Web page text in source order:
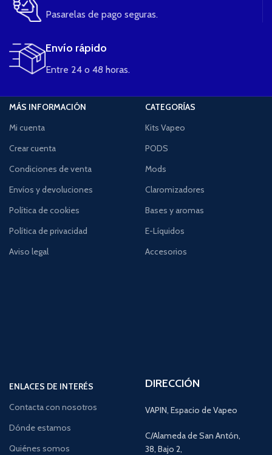
Pasarelas de pago seguras.
Envío rápido
Entre 24 o 48 horas.
MÁS INFORMACIÓN
Mi cuenta
Crear cuenta
Condiciones de venta
Envíos y devoluciones
Política de cookies
Política de privacidad
Aviso legal
CATEGORÍAS
Kits Vapeo
PODS
Mods
Claromizadores
Bases y aromas
E-Líquidos
Accesorios
ENLACES DE INTERÉS
Contacta con nosotros
Dónde estamos
Quiénes somos
DIRECCIÓN
VAPIN, Espacio de Vapeo
C/Alameda de San Antón,
38, Bajo 2,